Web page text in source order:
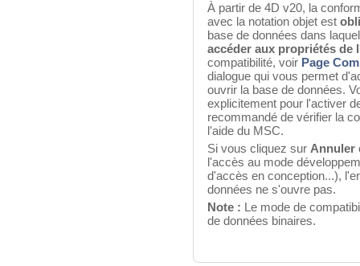
À partir de 4D v20, la
avec la notation objet est
base de données dans
accéder aux propriétés de
compatibilité, voir Page
dialogue qui vous permet
ouvrir la base de données.
explicitement pour l'activer
recommandé de vérifier la
l'aide du MSC.
Si vous cliquez sur Annuler
l'accès au mode
d'accès en conception...),
données ne s'ouvre pas.
Note : Le mode de
de données binaires.